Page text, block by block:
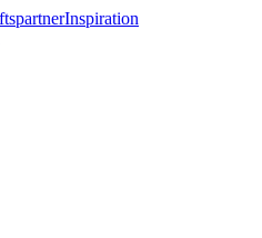
Inspiration